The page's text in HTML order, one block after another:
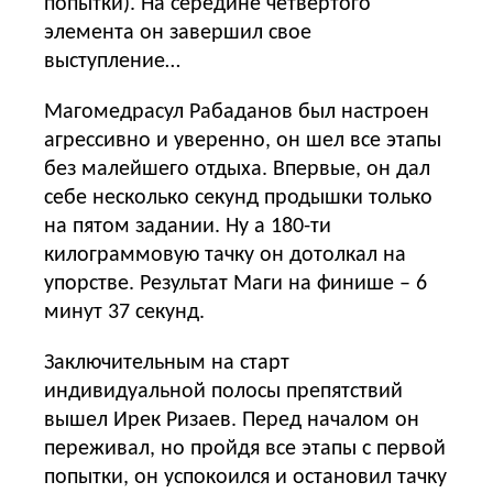
элемента он завершил свое
выступление…
Магомедрасул Рабаданов был настроен
агрессивно и уверенно, он шел все этапы
без малейшего отдыха. Впервые, он дал
себе несколько секунд продышки только
на пятом задании. Ну а 180-ти
килограммовую тачку он дотолкал на
упорстве. Результат Маги на финише – 6
минут 37 секунд.
Заключительным на старт
индивидуальной полосы препятствий
вышел Ирек Ризаев. Перед началом он
переживал, но пройдя все этапы с первой
попытки, он успокоился и остановил тачку